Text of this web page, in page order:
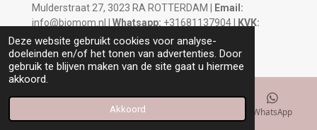
Deze website gebruikt cookies voor analyse-
doeleinden en/of het tonen van advertenties. Door
gebruik te blijven maken van de site gaat u hiermee
akkoord.
Akkoord
Mulderstraat 27, 3023 RA ROTTERDAM |
Email:
info@biomom.nl | Whatsapp: +31681137904 |
KVK:
93320620 |BTW:NL866353665B01
Kaart WhatsApp